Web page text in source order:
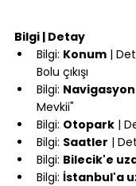
Bilgi | Detay
Bilgi: Konum |
Bolu çıkışı
Bilgi: Navigasyon
Mevkii"
Bilgi: Otopark |
Bilgi: Saatler |
Bilgi: Bilecik'e
Bilgi: İstanbul'a